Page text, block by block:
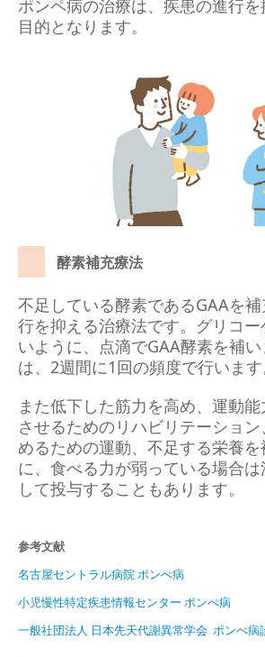
ポンペ病の治療は、疾患の進行
目的となります。
酵素補充療法
不足している酵素であるGAAを
行を抑える治療法です。グリコ
いように、点滴でGAA酵素を補
は、2週間に1回の頻度で行います
また低下した筋力を高め、運動
させるためのリハビリテーショ
めるための運動、不足する栄養
に、食べる力が弱っている場合
して投与することもあります。
参考文献
名古屋セントラル病院 ポンぺ病
小児慢性特定疾患情報センター ポンぺ病
一般社団法人 日本先天代謝異常学会 ポンぺ病